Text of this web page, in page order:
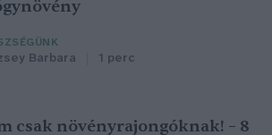
Barbara 1 perc
csak növényrajongóknak! – 8